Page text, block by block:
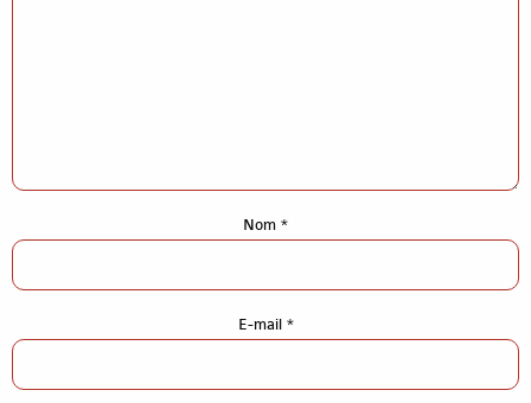
Gros-oeuvre construction
Nom *
E-mail *